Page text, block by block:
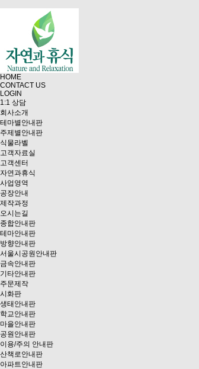
HOME
CONTACT US
LOGIN
1:1 상담
회사소개
테마별안내판
주제별안내판
식물라벨
고객자료실
고객센터
자연과휴식
사업영역
공장안내
제작과정
오시는길
종합안내판
테마안내판
방향안내판
서울시공원안내판
금속안내판
기타안내판
주문제작
시화판
생태안내판
학교안내판
마을안내판
공원안내판
이용/주의 안내판
산책로안내판
아파트안내판